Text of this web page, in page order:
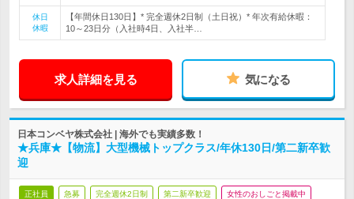
休日
休暇
【年間休日130日】* 完全週休2日制（土日祝）* 年次有給休暇：
10～23日分（入社時4日、入社半…
求人詳細を見る 気になる
日本コンベヤ株式会社 | 海外でも実績多数！
★兵庫★【物流】大型機械トップクラス/年休130日/第二新卒歓
迎
正社員 急募 完全週休2日制 第二新卒歓迎 女性のおしごと掲載中